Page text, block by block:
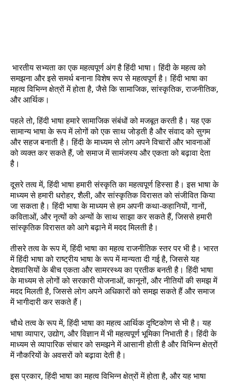
भारतीय सभ्यता का एक महत्वपूर्ण अंग है हिंदी भाषा। हिंदी के महत्व को
समझना और इसे समर्थ बनाना विशेष रूप से महत्वपूर्ण है। हिंदी भाषा का
महत्व विभिन्न क्षेत्रों में होता है, जैसे कि सामाजिक, सांस्कृतिक, राजनीतिक,
और आर्थिक।
पहले तो, हिंदी भाषा हमारे सामाजिक संबंधों को मजबूत करती है। यह एक
सामान्य भाषा के रूप में लोगों को एक साथ जोड़ती है और संवाद को सुगम
और सहज बनाती है। हिंदी के माध्यम से लोग अपने विचारों और भावनाओं
को व्यक्त कर सकते हैं, जो समाज में सामंजस्य और एकता को बढ़ावा देता
है।
दूसरे तत्व में, हिंदी भाषा हमारी संस्कृति का महत्वपूर्ण हिस्सा है। इस भाषा के
माध्यम से हमारी धरोहर, शैली, और सांस्कृतिक विरासत को संजीवित किया
जा सकता है। हिंदी भाषा के माध्यम से हम अपनी कथा-कहानियों, गानों,
कविताओं, और नृत्यों को अन्यों के साथ साझा कर सकते हैं, जिससे हमारी
सांस्कृतिक विरासत को आगे बढ़ाने में मदद मिलती है।
तीसरे तत्व के रूप में, हिंदी भाषा का महत्व राजनीतिक स्तर पर भी है। भारत
में हिंदी भाषा को राष्ट्रीय भाषा के रूप में मान्यता दी गई है, जिससे यह
देशवासियों के बीच एकता और सामरस्थ्य का प्रतीक बनती है। हिंदी भाषा
के माध्यम से लोगों को सरकारी योजनाओं, कानूनों, और नीतियों की समझ में
मदद मिलती है, जिससे लोग अपने अधिकारों को समझ सकते हैं और समाज
में भागीदारी कर सकते हैं।
चौथे तत्व के रूप में, हिंदी भाषा का महत्व आर्थिक दृष्टिकोण से भी है। यह
भाषा व्यापार, उद्योग, और विज्ञान में भी महत्वपूर्ण भूमिका निभाती है। हिंदी के
माध्यम से व्यापारिक संचार को समझने में आसानी होती है और विभिन्न क्षेत्रों
में नौकरियों के अवसरों को बढ़ावा देती है।
इस प्रकार, हिंदी भाषा का महत्व विभिन्न क्षेत्रों में होता है, और यह भाषा